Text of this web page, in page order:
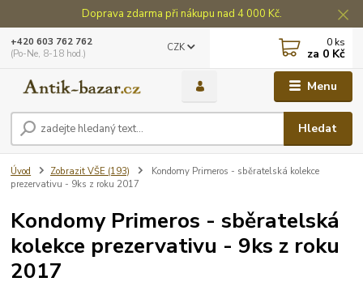
Doprava zdarma při nákupu nad 4 000 Kč.
Menu
CZK
Hledat
+420 603 762 762
(Po-Ne, 8-18 hod.)
0 ks
za 0 Kč
Úvod Zobrazit VŠE (193)
Kondomy Primeros - sběratelská kolekce
prezervativu - 9ks z roku 2017
Kondomy Primeros - sběratelská
kolekce prezervativu - 9ks z roku
2017